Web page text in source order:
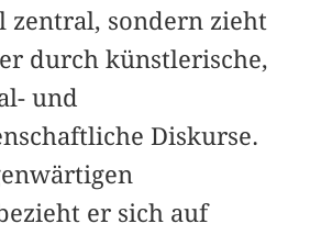
zentral, sondern zieht
durch künstlerische,
und
Diskurse.
er sich auf